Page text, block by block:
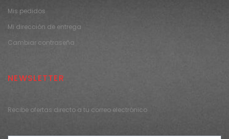
Mis pedidos
Mi dirección de entrega
Cambiar contraseña
NEWSLETTER
Recibe ofertas directo a tu correo electrónico